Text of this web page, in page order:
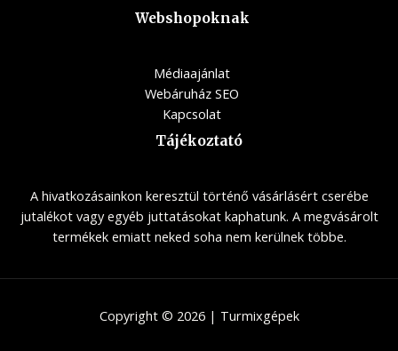
Webshopoknak
Médiaajánlat
Webáruház SEO
Kapcsolat
Tájékoztató
A hivatkozásainkon keresztül történő vásárlásért cserébe
jutalékot vagy egyéb juttatásokat kaphatunk. A megvásárolt
termékek emiatt neked soha nem kerülnek többe.
Copyright © 2026 | Turmixgépek